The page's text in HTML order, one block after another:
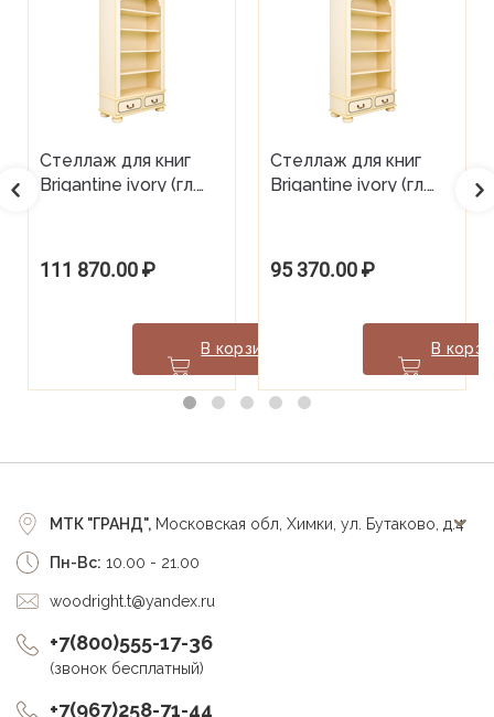
Стеллаж для книг
Brigantine ivory (гл.
111 870.00₽
В корзину
Стеллаж для книг
Brigantine ivory (гл.
95 370.00₽
В
МТК "ГРАНД", Московская обл, Химки, ул. Бутаково, д.4
Пн-Вс: 10.00 - 21.00
woodright.t@yandex.ru
+7(800)555-17-36
(звонок бесплатный)
+7(967)258-71-44